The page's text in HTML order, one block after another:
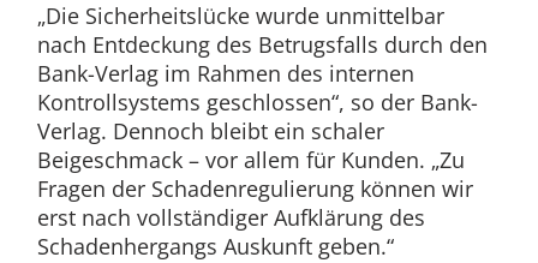
„Die Sicherheitslücke wurde unmittelbar
nach Entdeckung des Betrugsfalls durch den
Bank-Verlag im Rahmen des internen
Kontrollsystems geschlossen“, so der Bank-
Verlag. Dennoch bleibt ein schaler
Beigeschmack – vor allem für Kunden. „Zu
Fragen der Schadenregulierung können wir
erst nach vollständiger Aufklärung des
Schadenhergangs Auskunft geben.“